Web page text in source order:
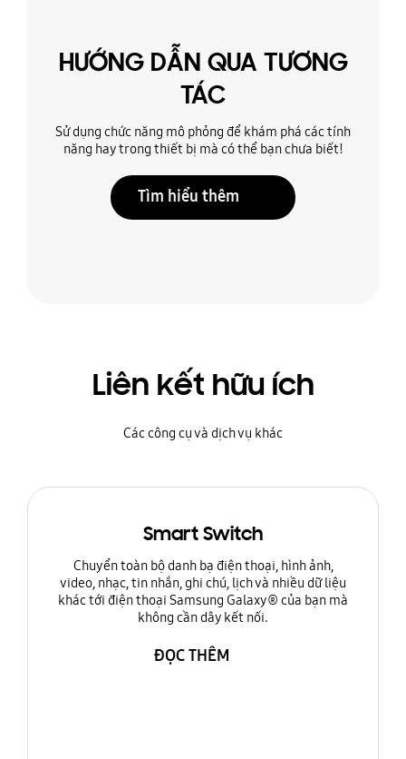
HƯỚNG DẪN QUA TƯƠNG
TÁC
Sử dụng chức năng mô phỏng để khám phá các tính
năng hay trong thiết bị mà có thể bạn chưa biết!
Tìm hiểu thêm
Liên kết hữu ích
Các công cụ và dịch vụ khác
Smart Switch
Chuyển toàn bộ danh bạ điện thoại, hình ảnh,
video, nhạc, tin nhắn, ghi chú, lịch và nhiều dữ liệu
khác tới điện thoại Samsung Galaxy® của bạn mà
không cần dây kết nối.
ĐỌC THÊM